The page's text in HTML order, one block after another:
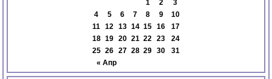
« Апр
1 2
3
4
5 6 7 8 9
10
11 12 13 14 15 16
17
18 19 20 21 22 23
24
25 26 27 28 29 30 31